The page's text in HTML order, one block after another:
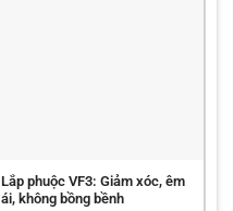
Lắp phuộc VF3: Giảm xóc, êm
ái, không bồng bềnh